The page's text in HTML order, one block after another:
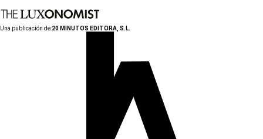
Una publicación de:20 MINUTOS EDITORA, S.L.